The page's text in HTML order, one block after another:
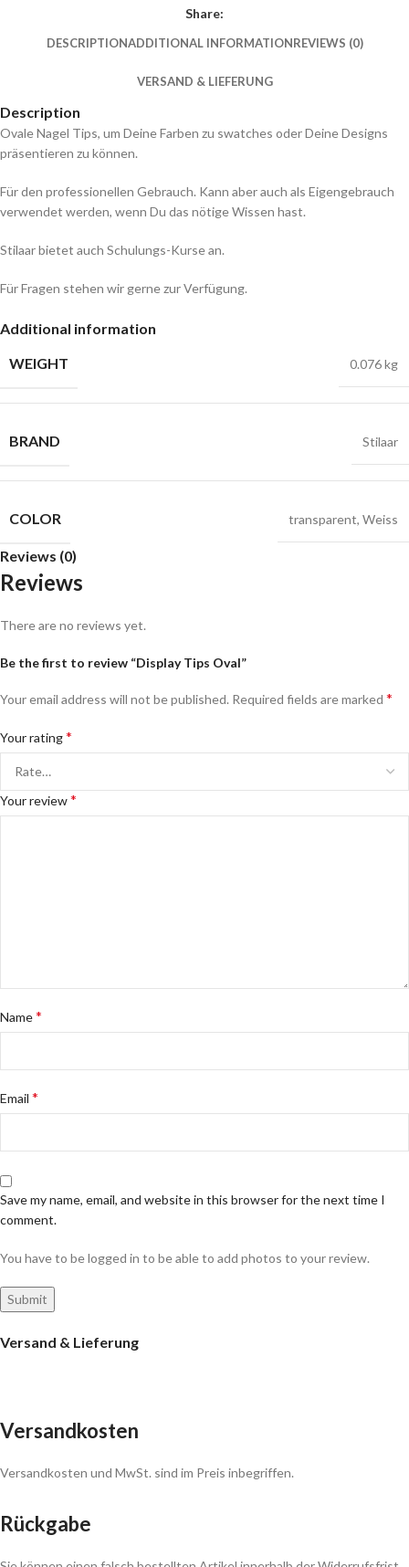
Share:
DESCRIPTIONADDITIONAL INFORMATIONREVIEWS (0)
VERSAND & LIEFERUNG
Description
Ovale Nagel Tips, um Deine Farben zu swatches oder Deine Designs
präsentieren zu können.
Für den professionellen Gebrauch. Kann aber auch als Eigengebrauch
verwendet werden, wenn Du das nötige Wissen hast.
Stilaar bietet auch Schulungs-Kurse an.
Für Fragen stehen wir gerne zur Verfügung.
Additional information
WEIGHT
0.076 kg
BRAND Stilaar
COLOR transparent, Weiss
Reviews (0)
Reviews
There are no reviews yet.
Be the first to review “Display Tips Oval”
Your email address will not be published. Required fields are marked *
Your rating*
Your review*
Name*
Email *
Save my name, email, and website in this browser for the next time I
comment.
You have to be logged in to be able to add photos to your review.
Versand & Lieferung
Versandkosten
Versandkosten und MwSt. sind im Preis inbegriffen.
Rückgabe